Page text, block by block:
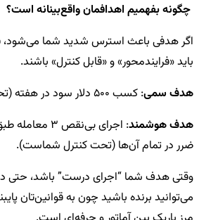
چگونه بفهمیم اهدافمان واقع‌بینانه است؟
اگر هدفی باعث استرس شدید شما
باید «فرایندمحور» و «قابل کنترل» باشند.
هدف سمی: کسب 500 دلار سود در هفته (تحت کنترل بازار است).
هدف هوشمند
: اجرای
ضرر در تمام آن‌ها (تحت کنترل شماست).
وقتی هدف شما “اجرای درست” باشد، حتی
می‌توانید برنده باشید چون به قوانین‌تان